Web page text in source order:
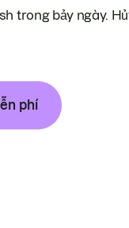
trong bảy ngày.
phí